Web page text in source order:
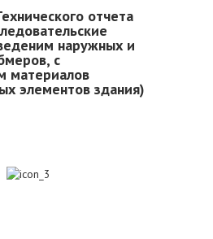
отчета
наружных и
с
материалов
элементов здания)